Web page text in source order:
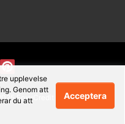
FoxyCredit
upplevelse
Genom att
du att
Acceptera